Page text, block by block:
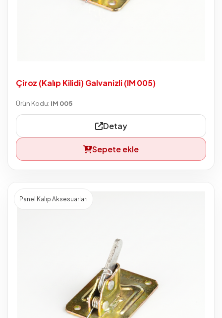
Çiroz (Kalıp Kilidi) Galvanizli (IM 005)
Ürün Kodu: IM 005
Detay
Sepete ekle
Panel Kalıp Aksesuarları